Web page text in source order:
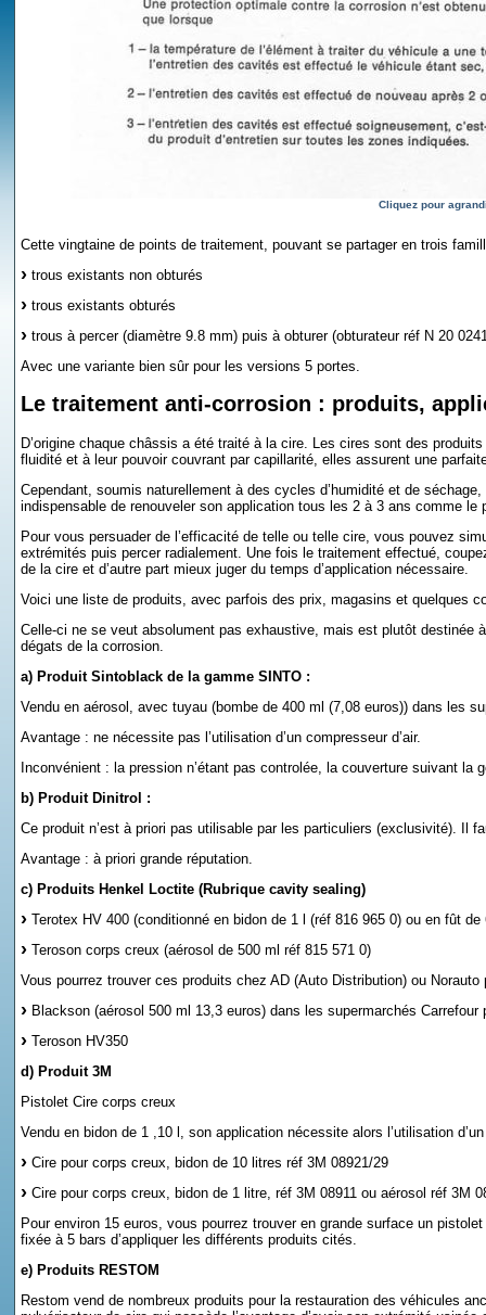
Cliquez pour
Cette vingtaine de points de traitement, pouvant se partager en trois
trous existants non obturés
trous existants obturés
trous à percer (diamètre 9.8 mm) puis à obturer (obturateur réf N 20
Avec une variante bien sûr pour les versions 5 portes.
Le traitement anti-corrosion : produits,
D’origine chaque châssis a été traité à la cire. Les cires sont des
fluidité et à leur pouvoir couvrant par capillarité, elles assurent une
Cependant, soumis naturellement à des cycles d’humidité et de
indispensable de renouveler son application tous les 2 à 3 ans comme le
Pour vous persuader de l’efficacité de telle ou telle cire, vous pouvez
extrémités puis percer radialement. Une fois le traitement effectué,
de la cire et d’autre part mieux juger du temps d’application nécessaire.
Voici une liste de produits, avec parfois des prix, magasins et quelques
Celle-ci ne se veut absolument pas exhaustive, mais est plutôt destinée
dégats de la corrosion.
a) Produit Sintoblack de la gamme SINTO :
Vendu en aérosol, avec tuyau (bombe de 400 ml (7,08 euros)) dans les
Avantage : ne nécessite pas l’utilisation d’un compresseur d’air.
Inconvénient : la pression n’étant pas controlée, la couverture suivant la
b) Produit Dinitrol :
Ce produit n’est à priori pas utilisable par les particuliers (exclusivité). Il
Avantage : à priori grande réputation.
c) Produits Henkel Loctite (Rubrique cavity sealing)
Terotex HV 400 (conditionné en bidon de 1 l (réf 816 965 0) ou en fût de
Teroson corps creux (aérosol de 500 ml réf 815 571 0)
Vous pourrez trouver ces produits chez AD (Auto Distribution) ou Norauto
Blackson (aérosol 500 ml 13,3 euros) dans les supermarchés Carrefour
Teroson HV350
d) Produit 3M
Pistolet Cire corps creux
Vendu en bidon de 1 ,10 l, son application nécessite alors l’utilisation
Cire pour corps creux, bidon de 10 litres réf 3M 08921/29
Cire pour corps creux, bidon de 1 litre, réf 3M 08911 ou aérosol réf 3M
Pour environ 15 euros, vous pourrez trouver en grande surface un
fixée à 5 bars d’appliquer les différents produits cités.
e) Produits RESTOM
Restom vend de nombreux produits pour la restauration des véhicules